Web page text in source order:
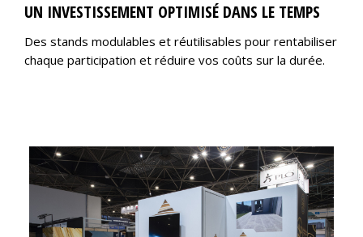
UN INVESTISSEMENT OPTIMISÉ DANS LE TEMPS
Des stands modulables et réutilisables pour rentabiliser
chaque participation et réduire vos coûts sur la durée.